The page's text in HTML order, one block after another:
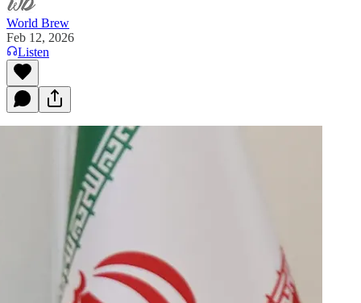
World Brew
Feb 12, 2026
Listen